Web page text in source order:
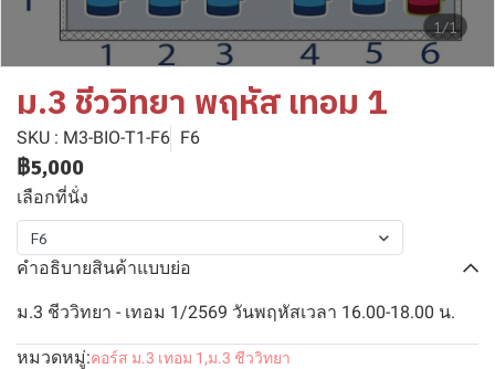
1/1
ม.3 ชีววิทยา พฤหัส เทอม 1
SKU : M3-BIO-T1-F6 F6
฿5,000
เลือกที่นั่ง
F6
คำอธิบายสินค้าแบบย่อ
ม.3 ชีววิทยา - เทอม 1/2569 วันพฤหัสเวลา 16.00-18.00 น.
หมวดหมู่:คอร์ส ม.3 เทอม 1 ,ม.3 ชีววิทยา